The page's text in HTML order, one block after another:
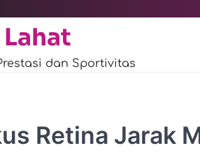
dan Sportivitas
Retina Jarak